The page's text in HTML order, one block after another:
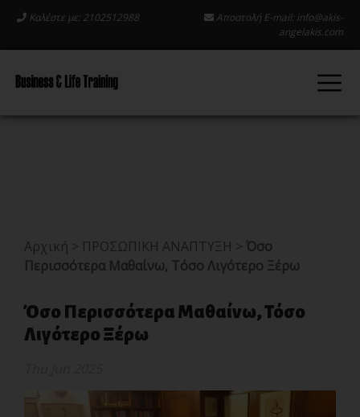
Καλέστε με: 2102512988 Αποστολή E-mail: info@akis-
angelakis.com
Αρχική > ΠΡΟΣΩΠΙΚΗ ΑΝΑΠΤΥΞΗ > Όσο
Περισσότερα Μαθαίνω, Τόσο Λιγότερο Ξέρω
Όσο Περισσότερα Μαθαίνω, Τόσο
Λιγότερο Ξέρω